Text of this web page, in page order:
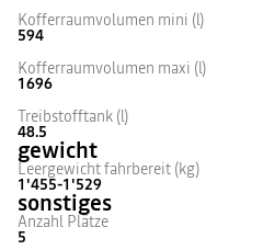
Kofferraumvolumen mini (l)
594
Kofferraumvolumen maxi (l)
1696
Treibstofftank (l)
48.5
gewicht
Leergewicht fahrbereit (kg)
1'455-1'529
sonstiges
Anzahl Plätze
5